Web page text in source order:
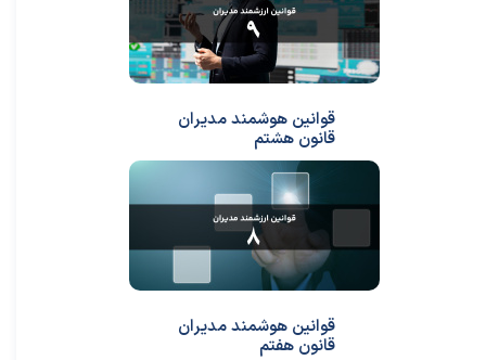
قوانین هوشمند مدیران
قانون هشتم
قوانین هوشمند مدیران
قانون هفتم